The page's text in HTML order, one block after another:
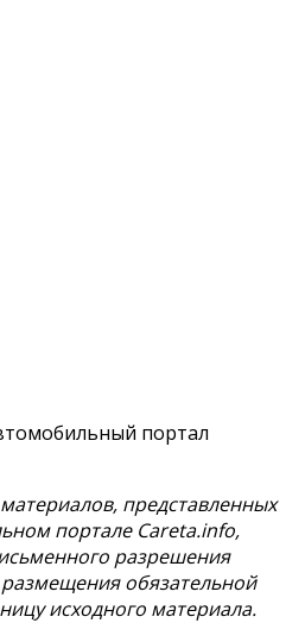
портал
представленных
портале Careta.info,
разрешения
обязательной
исходного материала.